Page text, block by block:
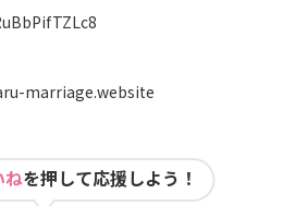
marriage.website
ねを押して応援しよう！